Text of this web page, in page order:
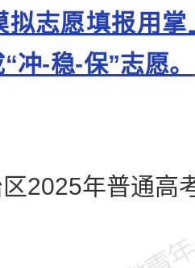
拟志愿填报用
冲-稳-保”志愿。
年普通高